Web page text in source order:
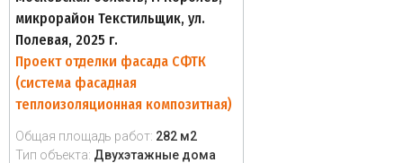
микрорайон Текстильщик, ул.
Полевая, 2025 г.
Проект отделки фасада СФТК
(система фасадная
теплоизоляционная композитная)
Общая площадь работ: 282 м2
Тип объекта: Двухэтажные дома